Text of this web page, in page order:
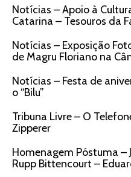
Notícias – Apoio à
Catarina – Tesouros da
Notícias – Exposição
de Magru Floriano na
Notícias – Festa de
o “Bilu”
Tribuna Livre – O
Zipperer
Homenagem Póstuma –
Rupp Bittencourt –